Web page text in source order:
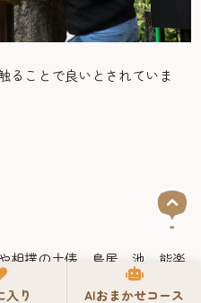
ることで良いとされていま
相撲の土俵、鳥居、池、能楽
できるでしょう。
入り AIおまかせコース